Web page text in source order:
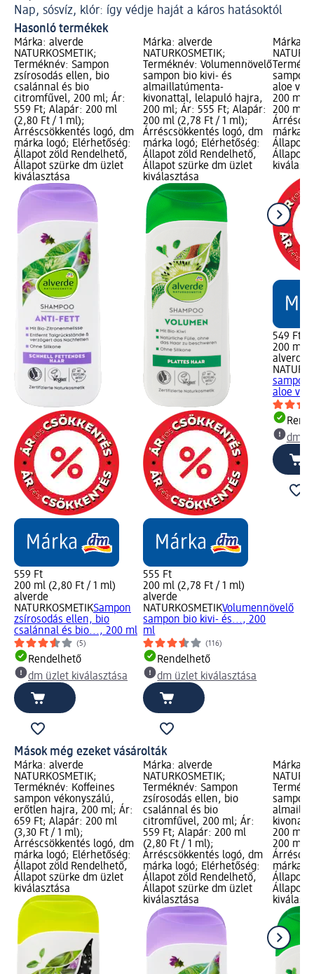
Nap, sósvíz, klór: így védje haját a káros hatásoktól
Hasonló termékek
Márka: alverde
NATURKOSMETIK;
Terméknév: Sampon
zsírosodás ellen, bio
csalánnal és bio
citromfűvel, 200 ml; Ár:
559 Ft; Alapár: 200 ml
(2,80 Ft / 1 ml);
Árréscsökkentés logó, dm
márka logó; Elérhetőség:
Állapot zöld Rendelhető,
Állapot szürke dm üzlet
kiválasztása
559 Ft
200 ml (2,80 Ft / 1 ml)
alverde
NATURKOSMETIKSampon
zsírosodás ellen, bio
csalánnal és bio..., 200 ml
(5)
Rendelhető
dm üzlet kiválasztása
Márka: alverde
NATURKOSMETIK;
Terméknév: Volumennövelő
sampon bio kivi- és
almaillatúmenta-
kivonattal, lelapuló hajra,
200 ml; Ár: 555 Ft; Alapár:
200 ml (2,78 Ft / 1 ml);
Árréscsökkentés logó, dm
márka logó; Elérhetőség:
Állapot zöld Rendelhető,
Állapot szürke dm üzlet
kiválasztása
555 Ft
200 ml (2,78 Ft / 1 ml)
alverde
NATURKOSMETIKVolumennövelő
sampon bio kivi- és..., 200
ml
(116)
Rendelhető
dm üzlet kiválasztása
Márka:
sampon
aloe
200 ml;
200 ml
márka
Állapot
Állapot
549 Ft
200 ml
alverde
sampon
aloe
dm
Mások még ezeket vásárolták
Márka: alverde
NATURKOSMETIK;
Terméknév: Koffeines
sampon vékonyszálú,
erőtlen hajra, 200 ml; Ár:
659 Ft; Alapár: 200 ml
(3,30 Ft / 1 ml);
Árréscsökkentés logó, dm
márka logó; Elérhetőség:
Állapot zöld Rendelhető,
Állapot szürke dm üzlet
kiválasztása
Márka: alverde
NATURKOSMETIK;
Terméknév: Sampon
zsírosodás ellen, bio
csalánnal és bio
citromfűvel, 200 ml; Ár:
559 Ft; Alapár: 200 ml
(2,80 Ft / 1 ml);
Árréscsökkentés logó, dm
márka logó; Elérhetőség:
Állapot zöld Rendelhető,
Állapot szürke dm üzlet
kiválasztása
Márka:
sampon
200 ml;
200 ml
márka
Állapot
Állapot